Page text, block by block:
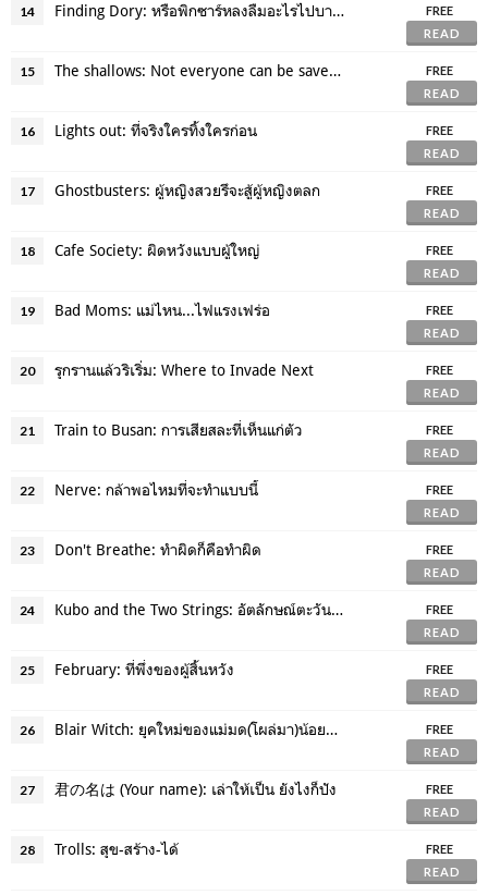
14 Finding Dory: หรือพิกซาร์หลงลืมอะไรไปบางอย่าง
FREE
READ
15 The shallows: Not everyone can be saved doesn't mean you cannot save some.
FREE
READ
16 Lights out: ที่จริงใครทิ้งใครก่อน
FREE
READ
17 Ghostbusters: ผู้หญิงสวยรึจะสู้ผู้หญิงตลก
FREE
READ
18 Cafe Society: ผิดหวังแบบผู้ใหญ่
FREE
READ
19 Bad Moms: แม่ไหน...ไฟแรงเฟร่อ
FREE
READ
20 รุกรานแล้วริเริ่ม: Where to Invade Next
FREE
READ
21 Train to Busan: การเสียสละที่เห็นแก่ตัว
FREE
READ
22 Nerve: กล้าพอไหมที่จะทำแบบนี้
FREE
READ
23 Don't Breathe: ทำผิดก็คือทำผิด
FREE
READ
24 Kubo and the Two Strings: อัตลักษณ์ตะวันออก
FREE
READ
25 February: ที่พึ่งของผู้สิ้นหวัง
FREE
READ
26 Blair Witch: ยุคใหม่ของแม่มด(โผล่มา)น้อยจอมยุ่ง
FREE
READ
27 君の名は (Your name): เล่าให้เป็น ยังไงก็ปัง
FREE
READ
28 Trolls: สุข-สร้าง-ได้
FREE
READ